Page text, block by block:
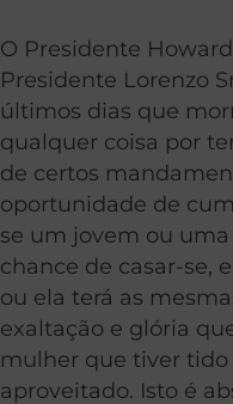
O Presidente
Presidente Lorenzo
últimos dias que
qualquer coisa por
de certos
oportunidade de
se um jovem ou
chance de casar-se,
ou ela terá as
exaltação e glória
mulher que tiver
aproveitado. Isto é